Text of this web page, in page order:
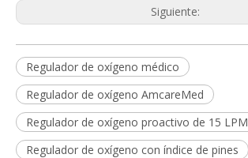
Siguiente:
Regulador de oxígeno médico
Regulador de oxígeno AmcareMed
Regulador de oxígeno proactivo de 15 LPM
Regulador de oxígeno con índice de pines